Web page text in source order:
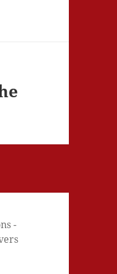
-